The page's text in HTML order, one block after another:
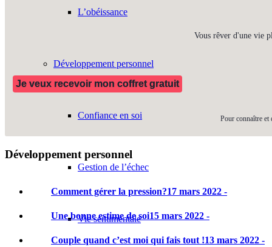
L’obéissance
Développement personnel
Confiance en soi
Gestion de l’échec
Vie sentimentale
Vous rêver d'une vie
Je veux recevoir mon coffret gratuit
Pour connaître et
Développement personnel
Comment gérer la pression?17 mars 2022 -
Une bonne estime de soi15 mars 2022 -
Couple quand c’est moi qui fais tout !13 mars 2022 -